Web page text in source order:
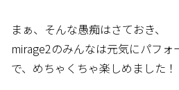
まぁ、そんな愚痴はさておき、
mirage2のみんなは元気にパフォ
で、めちゃくちゃ楽しめました！